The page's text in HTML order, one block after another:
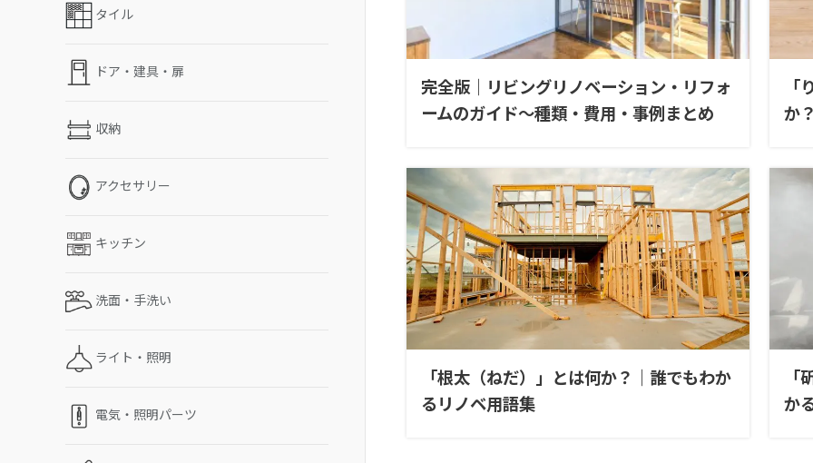
完全版｜リビングリノベーション・リフォ
ームのガイド〜種類・費用・事例まとめ
か
「根太（ねだ）」とは何か？｜誰でもわか
るリノベ用語集
か
タイル
ドア・建具・扉
収納
アクセサリー
キッチン
洗面・手洗い
ライト・照明
電気・照明パーツ